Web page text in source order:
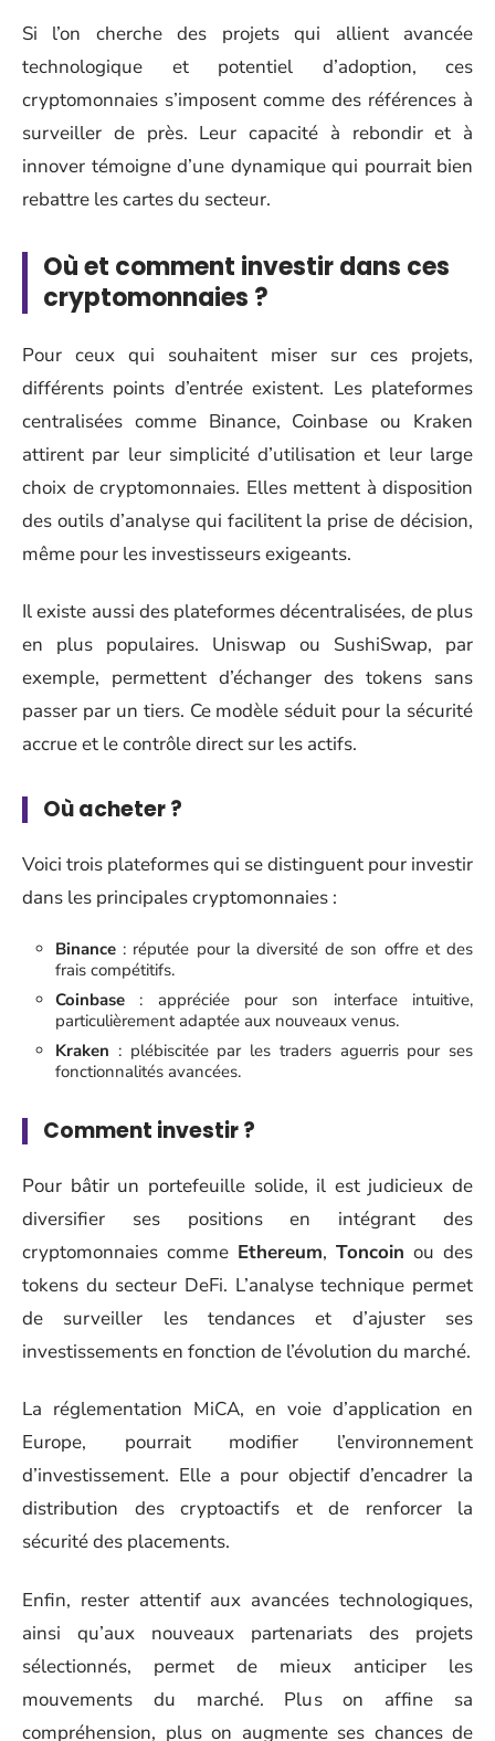
Si l’on cherche des projets qui allient avancée
technologique et potentiel d’adoption, ces
cryptomonnaies s’imposent comme des références à
surveiller de près. Leur capacité à rebondir et à
innover témoigne d’une dynamique qui pourrait bien
rebattre les cartes du secteur.
Où et comment investir dans ces
cryptomonnaies ?
Pour ceux qui souhaitent miser sur ces projets,
différents points d’entrée existent. Les plateformes
centralisées comme Binance, Coinbase ou Kraken
attirent par leur simplicité d’utilisation et leur large
choix de cryptomonnaies. Elles mettent à disposition
des outils d’analyse qui facilitent la prise de décision,
même pour les investisseurs exigeants.
Il existe aussi des plateformes décentralisées, de plus
en plus populaires. Uniswap ou SushiSwap, par
exemple, permettent d’échanger des tokens sans
passer par un tiers. Ce modèle séduit pour la sécurité
accrue et le contrôle direct sur les actifs.
Où acheter ?
Voici trois plateformes qui se distinguent pour investir
dans les principales cryptomonnaies :
Binance : réputée pour la diversité de son offre et des
frais compétitifs.
Coinbase : appréciée pour son interface intuitive,
particulièrement adaptée aux nouveaux venus.
Kraken : plébiscitée par les traders aguerris pour ses
fonctionnalités avancées.
Comment investir ?
Pour bâtir un portefeuille solide, il est judicieux de
diversifier ses positions en intégrant des
cryptomonnaies comme Ethereum, Toncoin ou des
tokens du secteur DeFi. L’analyse technique permet
de surveiller les tendances et d’ajuster ses
investissements en fonction de l’évolution du marché.
La réglementation MiCA, en voie d’application en
Europe, pourrait modifier l’environnement
d’investissement. Elle a pour objectif d’encadrer la
distribution des cryptoactifs et de renforcer la
sécurité des placements.
Enfin, rester attentif aux avancées technologiques,
ainsi qu’aux nouveaux partenariats des projets
sélectionnés, permet de mieux anticiper les
mouvements du marché. Plus on affine sa
compréhension, plus on augmente ses chances de